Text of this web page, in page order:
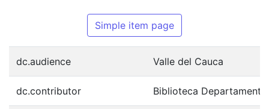
Simple item page
dc.audience Valle del Cauca
dc.contributor Biblioteca